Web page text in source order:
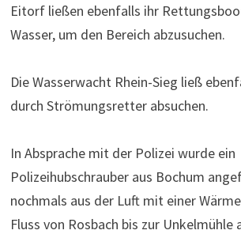
Eitorf ließen ebenfalls ihr
Wasser, um den Bereich abzusuchen.
Die Wasserwacht Rhein-Sieg ließ
durch Strömungsretter absuchen.
In Absprache mit der Polizei wurde ein
Polizeihubschrauber aus Bochum
nochmals aus der Luft mit einer
Fluss von Rosbach bis zur Unkelmühle